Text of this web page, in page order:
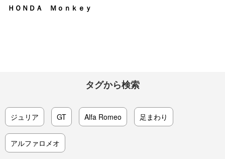
ＨＯＮＤＡ Ｍｏｎｋｅｙ
タグから検索
ジュリア GT Alfa Romeo 足まわり
アルファロメオ